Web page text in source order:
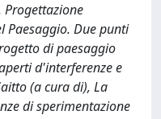
Progettazione
Paesaggio. Due punti
di paesaggio
d'interferenze e
(a cura di), La
di sperimentazione